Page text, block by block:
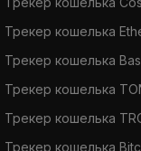
Трекер кошелька
Трекер кошелька
Трекер кошелька
Трекер кошелька
Трекер кошелька